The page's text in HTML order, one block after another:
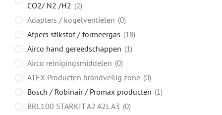
CO2/ N2 /H2
2
Adapters / kogelventielen 0
Afpers stikstof / formeergas 18
Airco hand gereedschappen 1
Airco reinigingsmiddelen 0
ATEX Producten brandveilig zone 0
Bosch / Robinair / Promax producten 1
BRL100 STARKIT A2 A2L A3 0